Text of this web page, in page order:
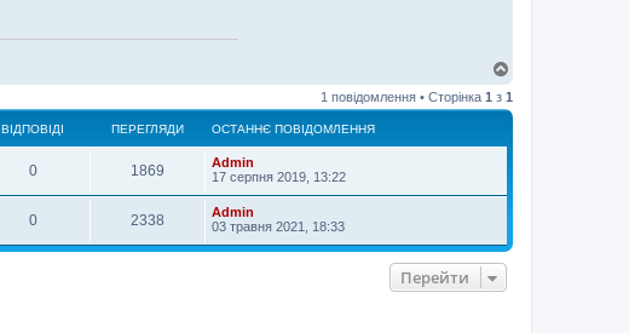
г
о
1 повідомлення • Сторінка 1 з 1
ВІДПОВІДІ ПЕРЕГЛЯДИ ОСТАННЄ ПОВІДОМЛЕННЯ
0 1869
Admin
17 серпня 2019, 13:22
0 2338
Admin
03 травня 2021, 18:33
Перейти